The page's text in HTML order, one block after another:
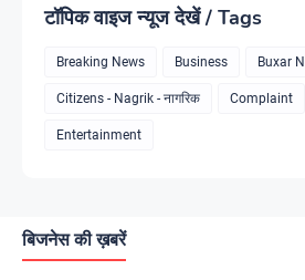
टॉपिक वाइज न्यूज देखें / Tags
Breaking News Business Buxar
Citizens - Nagrik - नागरिक Complaint
Entertainment
बिजनेस की ख़बरें